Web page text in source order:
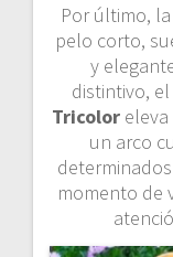
Por último,
pelo corto,
y
distintivo, el
Tricolor
un arco
momento de